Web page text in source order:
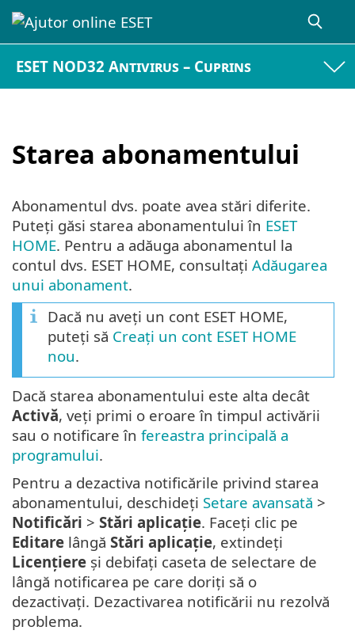
ESET NOD32 Antivirus – Cuprins
Starea abonamentului
Abonamentul dvs. poate avea stări diferite.
Puteți găsi starea abonamentului în ESET
HOME. Pentru a adăuga abonamentul la
contul dvs. ESET HOME, consultați Adăugarea
unui abonament.
Dacă nu aveți un cont ESET HOME,
puteți să Creați un cont ESET HOME
nou.
Dacă starea abonamentului este alta decât
Activă, veți primi o eroare în timpul activării
sau o notificare în fereastra principală a
programului.
Pentru a dezactiva notificările privind starea
abonamentului, deschideți Setare avansată >
Notificări > Stări aplicație. Faceți clic pe
Editare lângă Stări aplicație, extindeți
Licențiere și debifați caseta de selectare de
lângă notificarea pe care doriți să o
dezactivați. Dezactivarea notificării nu rezolvă
problema.